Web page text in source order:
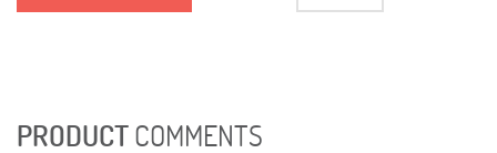
PRODUCTCOMMENTS